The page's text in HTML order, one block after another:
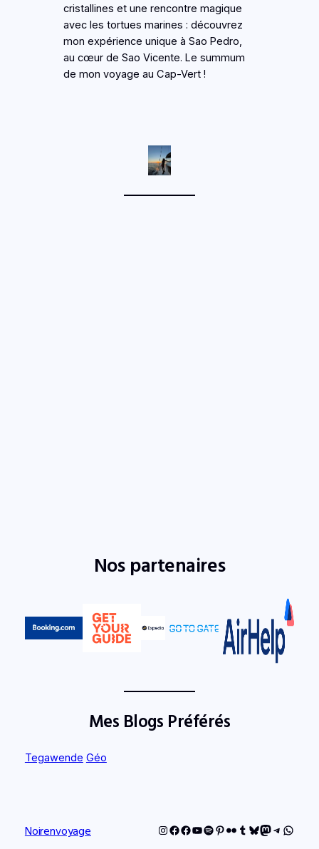
cristallines et une rencontre magique
avec les tortues marines : découvrez
mon expérience unique à Sao Pedro,
au cœur de Sao Vicente. Le summum
de mon voyage au Cap-Vert !
Nos partenaires
Mes Blogs Préférés
Tegawende Géo
Noirenvoyage Instagram
Facebook
Facebook
YouTube
Spotify
Pinterest
FlickrTumblr
Bluesky
Mastodon
Telegram